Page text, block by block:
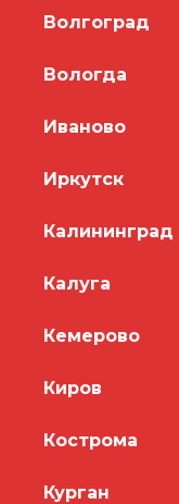
Волгоград
Вологда
Иваново
Иркутск
Калининград
Калуга
Кемерово
Киров
Кострома
Курган